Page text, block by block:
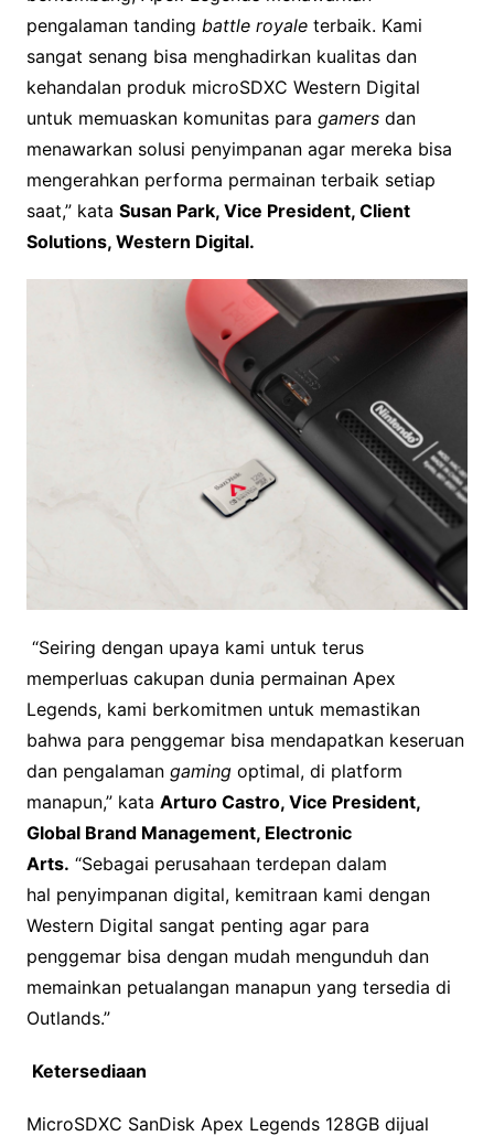
pengalaman tanding battle royale terbaik. Kami
sangat senang bisa menghadirkan kualitas dan
kehandalan produk microSDXC Western Digital
untuk memuaskan komunitas para gamers dan
menawarkan solusi penyimpanan agar mereka bisa
mengerahkan performa permainan terbaik setiap
saat,” kata Susan Park, Vice President, Client
Solutions, Western Digital.
“Seiring dengan upaya kami untuk terus
memperluas cakupan dunia permainan Apex
Legends, kami berkomitmen untuk memastikan
bahwa para penggemar bisa mendapatkan keseruan
dan pengalaman gaming optimal, di platform
manapun,” kata Arturo Castro, Vice President,
Global Brand Management, Electronic
Arts. “Sebagai perusahaan terdepan dalam
hal penyimpanan digital, kemitraan kami dengan
Western Digital sangat penting agar para
penggemar bisa dengan mudah mengunduh dan
memainkan petualangan manapun yang tersedia di
Outlands.”
Ketersediaan
MicroSDXC SanDisk Apex Legends 128GB dijual